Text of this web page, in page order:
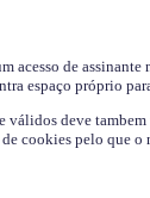
acesso de
espaço próprio
válidos deve
cookies pelo que